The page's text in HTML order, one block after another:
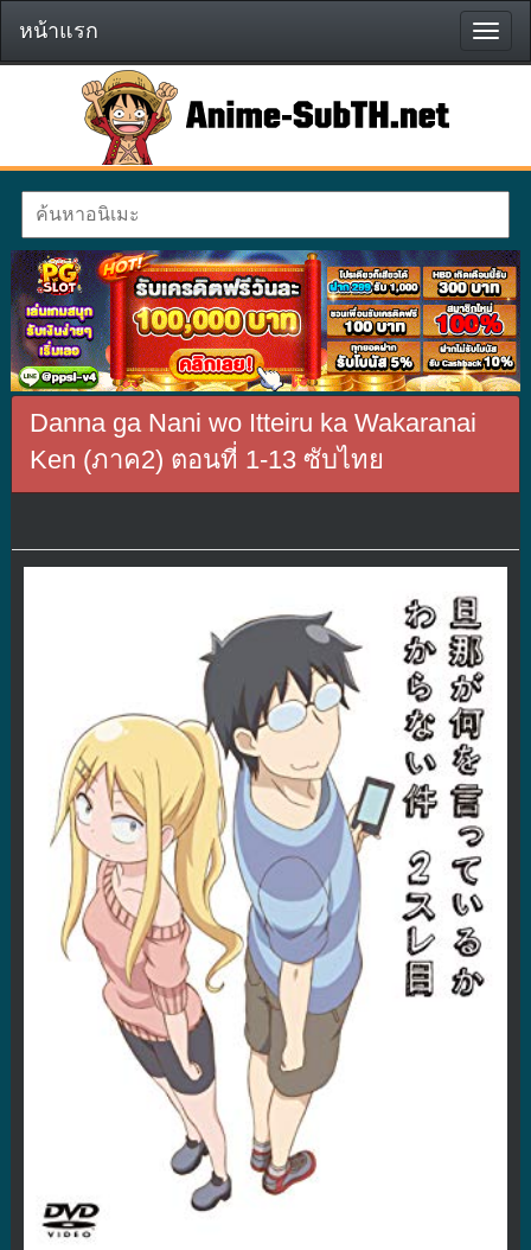
หน้า
แรก
หน้าแรก
Danna ga Nani wo Itteiru ka Wakaranai
Ken (ภาค2) ตอนที่ 1-13 ซับไทย